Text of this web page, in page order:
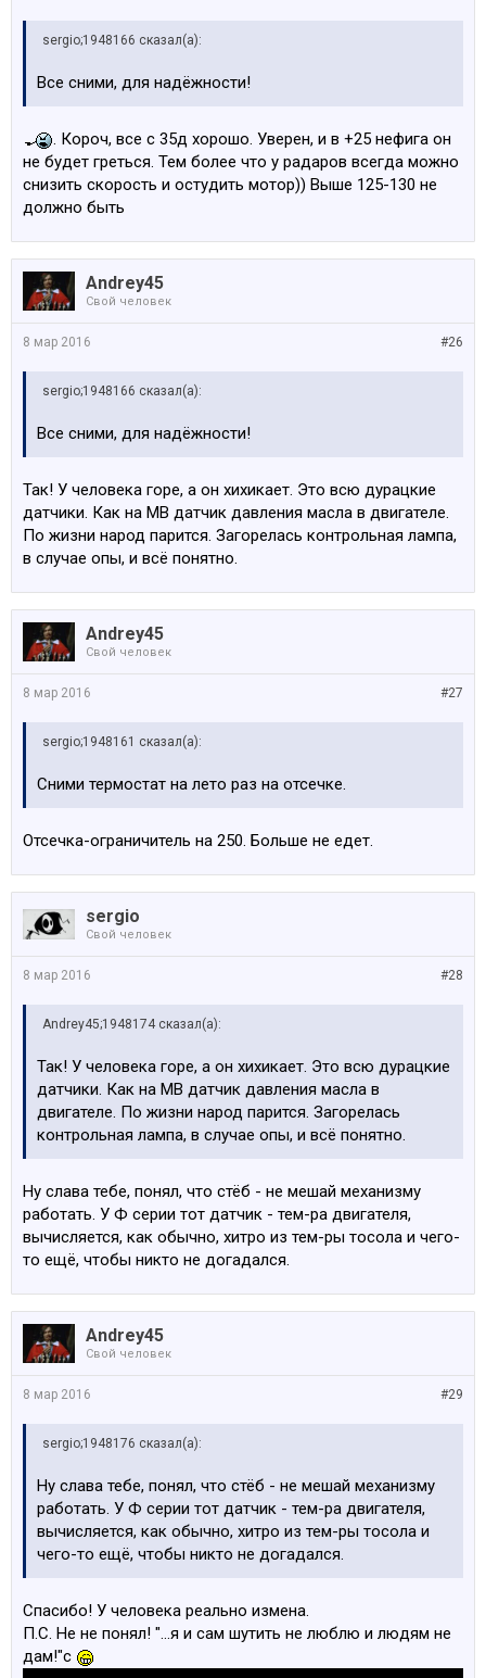
sergio;1948166 сказал(а):
Все сними, для надёжности!
. Короч, все с 35д хорошо. Уверен, и в +25 нефига он
не будет греться. Тем более что у радаров всегда можно
снизить скорость и остудить мотор)) Выше 125-130 не
должно быть
Andrey45
Свой человек
#26
8 мар 2016
sergio;1948166 сказал(а):
Все сними, для надёжности!
Так! У человека горе, а он хихикает. Это всю дурацкие
датчики. Как на МВ датчик давления масла в двигателе.
По жизни народ парится. Загорелась контрольная лампа,
в случае опы, и всё понятно.
Andrey45
Свой человек
#27
8 мар 2016
sergio;1948161 сказал(а):
Сними термостат на лето раз на отсечке.
Отсечка-ограничитель на 250. Больше не едет.
sergio
Свой человек
#28
8 мар 2016
Andrey45;1948174 сказал(а):
Так! У человека горе, а он хихикает. Это всю дурацкие
датчики. Как на МВ датчик давления масла в
двигателе. По жизни народ парится. Загорелась
контрольная лампа, в случае опы, и всё понятно.
Ну слава тебе, понял, что стёб - не мешай механизму
работать. У Ф серии тот датчик - тем-ра двигателя,
вычисляется, как обычно, хитро из тем-ры тосола и чего-
то ещё, чтобы никто не догадался.
Andrey45
Свой человек
#29
8 мар 2016
sergio;1948176 сказал(а):
Ну слава тебе, понял, что стёб - не мешай механизму
работать. У Ф серии тот датчик - тем-ра двигателя,
вычисляется, как обычно, хитро из тем-ры тосола и
чего-то ещё, чтобы никто не догадался.
Спасибо! У человека реально измена.
П.С. Не не понял! "...я и сам шутить не люблю и людям не
дам!"с